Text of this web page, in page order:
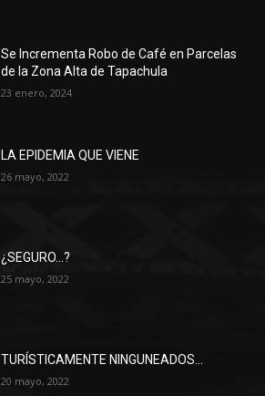
Se Incrementa Robo de Café en Parcelas
de la Zona Alta de Tapachula
23 enero, 2024
LA EPIDEMIA QUE VIENE
26 mayo, 2022
¿SEGURO…?
25 mayo, 2022
TURÍSTICAMENTE NINGUNEADOS…
20 mayo, 2022